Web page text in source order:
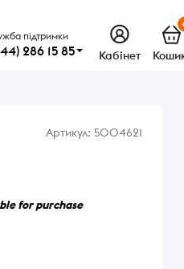
підтримки
286 15 85 Кабінет
Артикул: 5004621
for purchase